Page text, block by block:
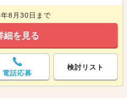
8月30日まで
細を見る
電話応募
検討リスト